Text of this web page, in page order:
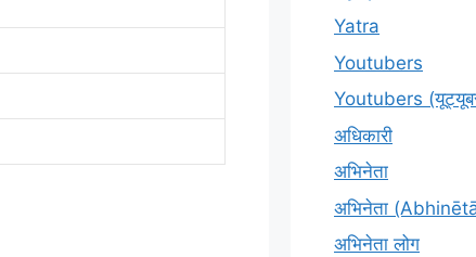
Yatra
Youtubers
Youtubers
अधिकारी
अभिनेता
अभिनेता
अभिनेता लोग